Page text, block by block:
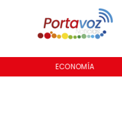
ECONOMÍA